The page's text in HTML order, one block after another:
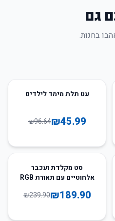
גם
בחנות.
52עט תלת מימד לילדים
₪45.99
₪96.64
סט מקלדת ועכבר
אלחוטיים עם תאורת RGB
₪189.90
₪239.90